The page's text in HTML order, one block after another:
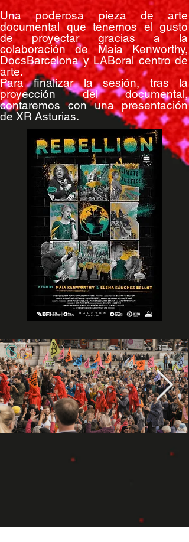
Una poderosa pieza de arte
documental que tenemos el gusto
de proyectar gracias a la
colaboración de Maia Kenworthy,
DocsBarcelona y LABoral centro de
arte.
Para finalizar la sesión, tras la
proyección del documental,
contaremos con una presentación
de XR Asturias.